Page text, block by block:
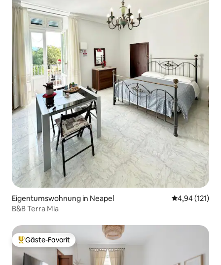
Eigentumswohnung in Neapel
4,94 (121)
B&B Terra Mia
Beliebter Gäste-Favorit.
Gäste-Favorit